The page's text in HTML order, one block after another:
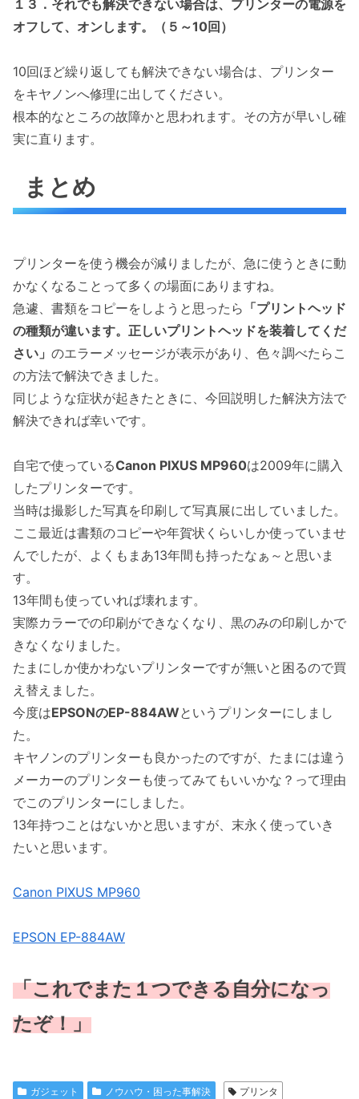
１３．それでも解決できない場合は、プリンターの電源を
オフして、オンします。（５～10回）
10回ほど繰り返しても解決できない場合は、プリンター
をキヤノンへ修理に出してください。
根本的なところの故障かと思われます。その方が早いし確
実に直ります。
まとめ
プリンターを使う機会が減りましたが、急に使うときに動
かなくなることって多くの場面にありますね。
急遽、書類をコピーをしようと思ったら 「プリントヘッド
の種類が違います。正しいプリントヘッドを装着してくだ
さい」 のエラーメッセージが表示があり、色々調べたらこ
の方法で解決できました。
同じような症状が起きたときに、今回説明した解決方法で
解決できれば幸いです。
自宅で使っているCanon PIXUS MP960は2009年に購入
したプリンターです。
当時は撮影した写真を印刷して写真展に出していました。
ここ最近は書類のコピーや年賀状くらいしか使っていませ
んでしたが、よくもまあ13年間も持ったなぁ～と思いま
す。
13年間も使っていれば壊れます。
実際カラーでの印刷ができなくなり、黒のみの印刷しかで
きなくなりました。
たまにしか使かわないプリンターですが無いと困るので買
え替えました。
今度はEPSONのEP-884AWというプリンターにしまし
た。
キヤノンのプリンターも良かったのですが、たまには違う
メーカーのプリンターも使ってみてもいいかな？って理由
でこのプリンターにしました。
13年持つことはないかと思いますが、末永く使っていき
たいと思います。
Canon PIXUS MP960
EPSON EP-884AW
「これでまた１つできる自分になっ
たぞ！」
ガジェット ノウハウ・困った事解決 プリンタ